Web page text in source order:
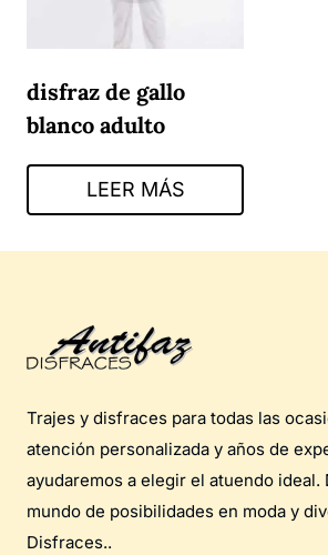
disfraz de gallo
blanco adulto
LEER MÁS
Trajes y disfraces para todas las
atención personalizada y años de
ayudaremos a elegir el atuendo ideal.
mundo de posibilidades en moda y
Disfraces..